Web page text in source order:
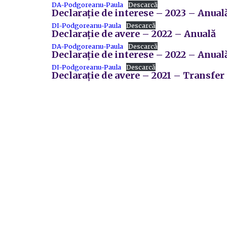
DA-Podgoreanu-Paula Descarcă
Declarație de interese – 2023 –
DI-Podgoreanu-Paula Descarcă
Declarație de avere – 2022 – Anuală
DA-Podgoreanu-Paula Descarcă
Declarație de interese – 2022 –
DI-Podgoreanu-Paula Descarcă
Declarație de avere – 2021 – Transfer